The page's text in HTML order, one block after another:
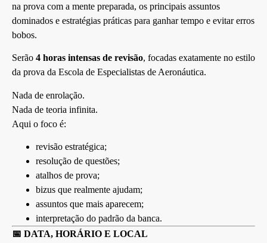
na prova com a mente preparada, os principais assuntos
dominados e estratégias práticas para ganhar tempo e evitar erros
bobos.
Serão 4 horas intensas de revisão, focadas exatamente no estilo
da prova da Escola de Especialistas de Aeronáutica.
Nada de enrolação.
Nada de teoria infinita.
Aqui o foco é:
revisão estratégica;
resolução de questões;
atalhos de prova;
bizus que realmente ajudam;
assuntos que mais aparecem;
interpretação do padrão da banca.
📅 DATA, HORÁRIO E LOCAL